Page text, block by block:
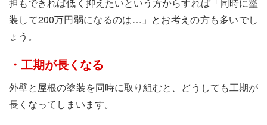
担もできれば低く抑えたいという方からすれば「同時に塗
装して200万円弱になるのは…」とお考えの方も多いでし
ょう。
・工期が長くなる
外壁と屋根の塗装を同時に取り組むと、どうしても工期が
長くなってしまいます。